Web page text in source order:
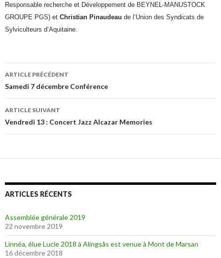
Responsable recherche et Développement de BEYNEL-MANUSTOCK
GROUPE PGS) et Christian Pinaudeau de l’Union des Syndicats de
Sylviculteurs d’Aquitaine.
Navigation
des
articles
ARTICLE PRÉCÉDENT
Samedi 7 décembre Conférence
ARTICLE SUIVANT
Vendredi 13 : Concert Jazz Alcazar Memories
ARTICLES RÉCENTS
Assemblée générale 2019
22 novembre 2019
Linnéa, élue Lucie 2018 à Alingsås est venue à Mont de Marsan
16 décembre 2018